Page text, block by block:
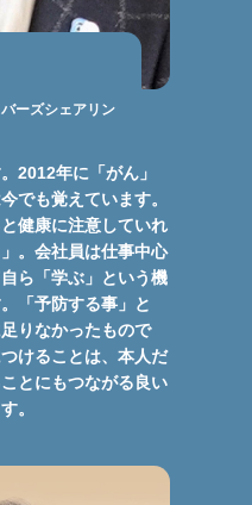
ーズシェアリン
2012年に「がん」
でも覚えています。
健康に注意していれ
。会社員は仕事中心
ら「学ぶ」という機
「予防する事」と
りなかったもので
けることは、本人だ
とにもつながる良い
。